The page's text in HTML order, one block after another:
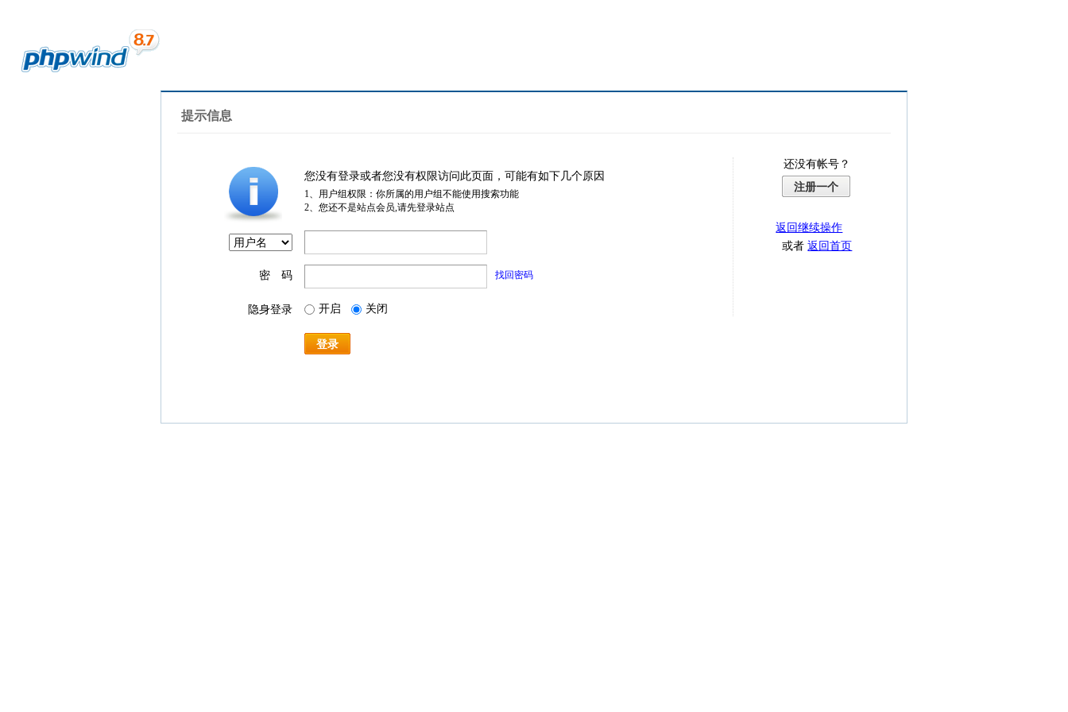
提示信息
您没有登录或者您没有权限访问此页面，可能有如下几个原因
1、用户组权限：你所属的用户组不能使用搜索功能
2、您还不是站点会员,请先登录站点
密 码 找回密码
隐身登录 开启 关闭
登录
还没有帐号？
注册一个
返回继续操作
或者返回首页